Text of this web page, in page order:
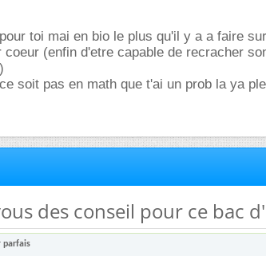
toi mai en bio le plus qu'il y a a faire
coeur (enfin d'etre capable de recracher
soit pas en math que t'ai un prob la ya
des conseil pour ce bac
parfais